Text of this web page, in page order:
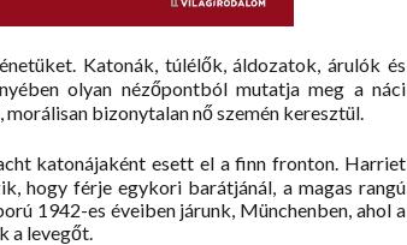
Katonák, túlélők, áldozatok, árulók és
olyan nézőpontból mutatja meg a náci
bizonytalan nő szemén keresztül.
katonájaként esett el a finn fronton. Harriet
hogy férje egykori barátjánál, a magas rangú
1942-es éveiben járunk, Münchenben, ahol a
a levegőt.